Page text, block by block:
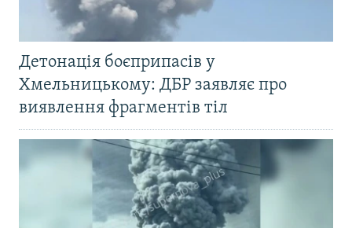
Детонація боєприпасів у
Хмельницькому: ДБР заявляє про
виявлення фрагментів тіл